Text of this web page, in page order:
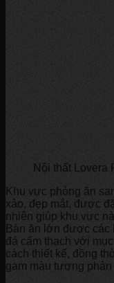
Nội thất Lovera
Khu vực phòng ăn
xảo, đẹp mắt, được
nhiên giúp khu vực
Bàn ăn lớn được các
đá cẩm thạch với
cách thiết kế, đồng
gam màu tương